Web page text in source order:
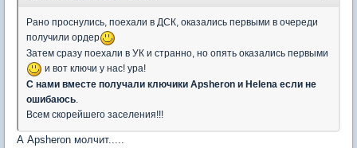
Рано проснулись, поехали в ДСК, оказались первыми в очереди
получили ордер
Затем сразу поехали в УК и странно, но опять оказались первыми
и вот ключи у нас! ура!
С нами вместе получали ключики Apsheron и Helena если не
ошибаюсь.
Всем скорейшего заселения!!!
А Apsheron молчит.....